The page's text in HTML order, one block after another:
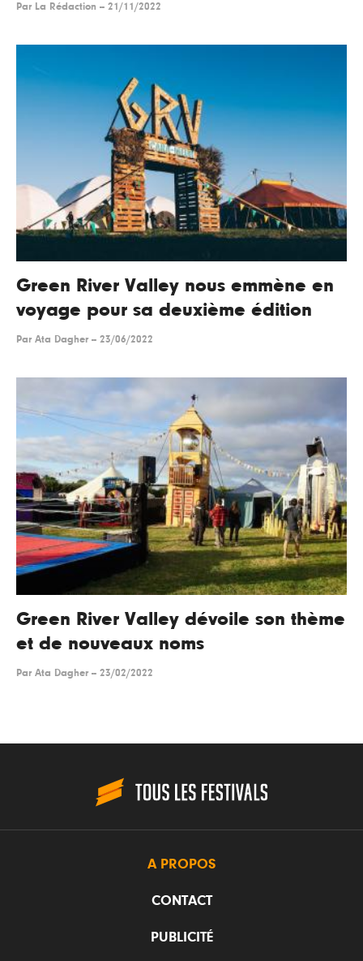
Par La Rédaction -- 21/11/2022
Green River Valley nous emmène en
voyage pour sa deuxième édition
Par Ata Dagher -- 23/06/2022
Green River Valley dévoile son thème
et de nouveaux noms
Par Ata Dagher -- 23/02/2022
A PROPOS
CONTACT
PUBLICITÉ